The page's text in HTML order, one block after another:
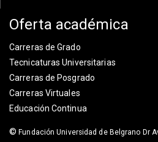
Oferta académica
Carreras de Grado
Tecnicaturas Universitarias
Carreras de Posgrado
Carreras Virtuales
Educación Continua
© Fundación Universidad de Belgrano Dr